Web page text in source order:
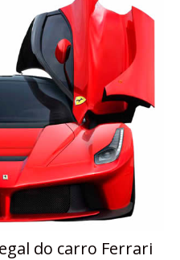
do carro Ferrari